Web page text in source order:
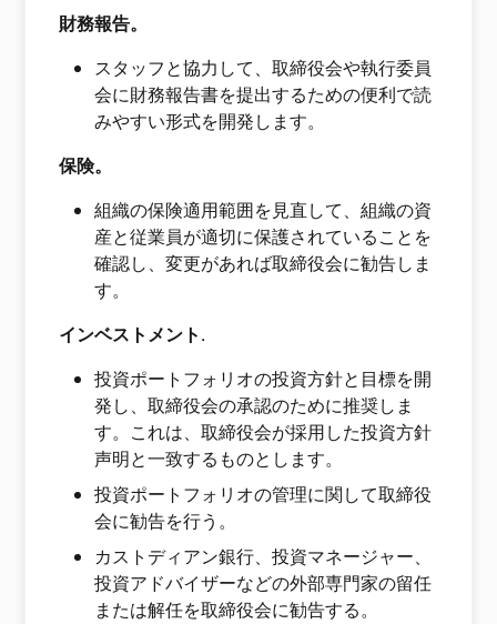
財務報告。
スタッフと協力して、取締役会や執行委員
会に財務報告書を提出するための便利で読
みやすい形式を開発します。
保険。
組織の保険適用範囲を見直して、組織の資
産と従業員が適切に保護されていることを
確認し、変更があれば取​​締役会に勧告しま
す。
インベストメント.
投資ポートフォリオの投資方針と目標を開
発し、取締役会の承認のために推奨しま
す。これは、取締役会が採用した投資方針
声明と一致するものとします。
投資ポートフォリオの管理に関して取締役
会に勧告を行う。
カストディアン銀行、投資マネージャー、
投資アドバイザーなどの外部専門家の留任
または解任を取締役会に勧告する。